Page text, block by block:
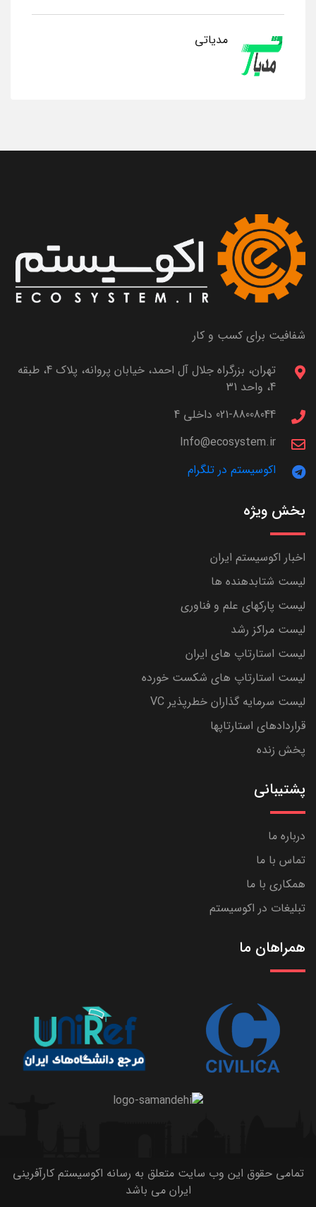
مدیاتی
شفافیت برای کسب و کار
تهران، بزرگراه جلال آل احمد، خیابان پروانه، پلاک 4، طبقه
4، واحد 31
021-88008044 داخلی 4
Info@ecosystem.ir
اکوسیستم در تلگرام
بخش ویژه
اخبار اکوسیستم ایران
لیست شتابدهنده ها
لیست پارکهای علم و فناوری
لیست مراکز رشد
لیست استارتاپ های ایران
لیست استارتاپ های شکست خورده
لیست سرمایه گذاران خطرپذیر VC
قراردادهای استارتاپها
پخش زنده
پشتیبانی
درباره ما
تماس با ما
همکاری با ما
تبلیغات در اکوسیستم
همراهان ما
تمامی حقوق این وب سایت متعلق به رسانه اکوسیستم کارآفرینی
ایران می باشد